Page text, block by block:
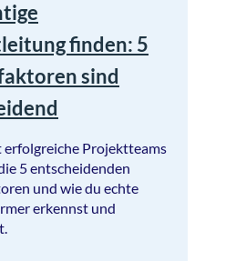
finden: 5
sind
erfolgreiche Projektteams
5 entscheidenden
und wie du echte
erkennst und